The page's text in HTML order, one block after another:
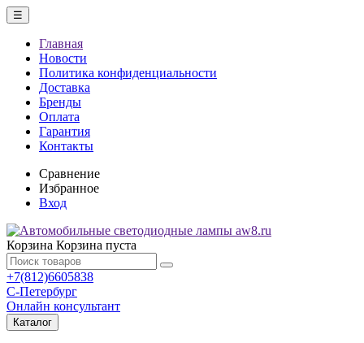
☰
Главная
Новости
Политика конфиденциальности
Доставка
Бренды
Оплата
Гарантия
Контакты
Сравнение
Избранное
Вход
Корзина Корзина пуста
+7(812)6605838
С-Петербург
Онлайн консультант
Каталог